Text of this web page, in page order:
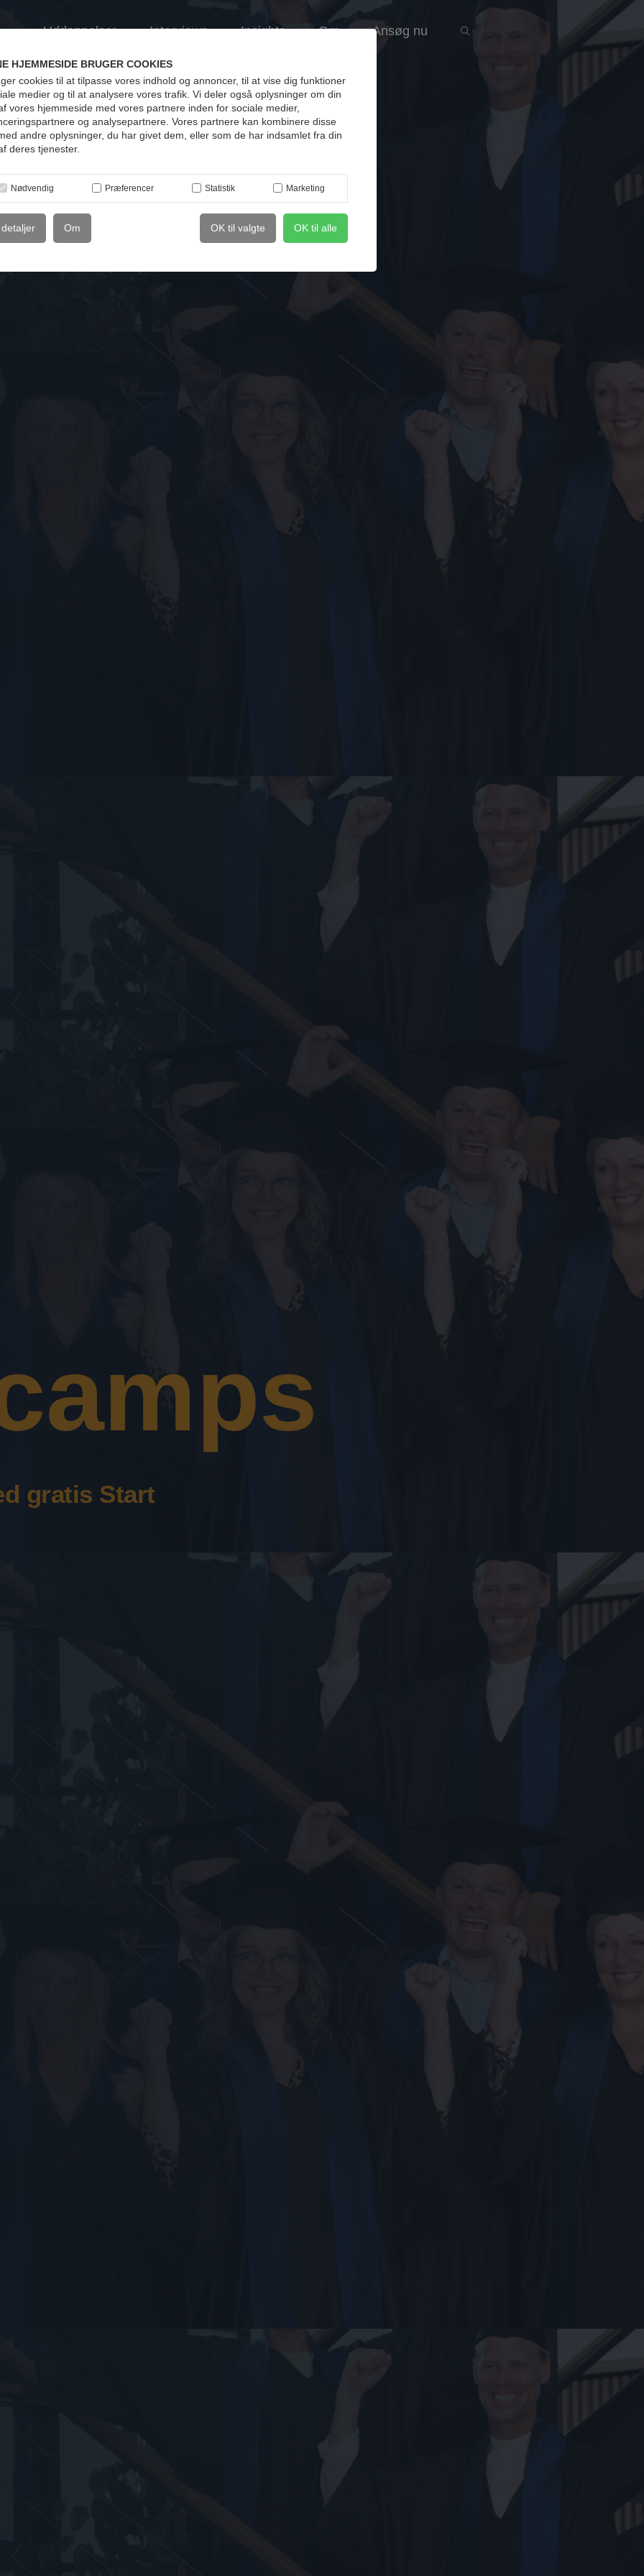
HJEMMESIDE BRUGER COOKIES
cookies til at tilpasse vores indhold og annoncer, til at vise dig funktioner
medier og til at analysere vores trafik. Vi deler også oplysninger om din
vores hjemmeside med vores partnere inden for sociale medier,
og analysepartnere. Vores partnere kan kombinere disse
andre oplysninger, du har givet dem, eller som de har indsamlet fra din
deres tjenester.
Nødvendig Præferencer Statistik Marketing
OK til valgte OK til alle
Om
Uddannelser Interviews Insights Om Ansøg nu
gratis Start